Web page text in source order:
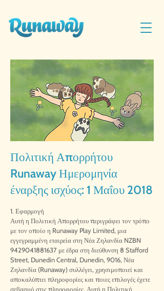
Πολιτική Απορρήτου
Runaway Ημερομηνία
έναρξης ισχύος: 1 Μαΐου 2018
1. Εφαρμογή
Αυτή η Πολιτική Απορρήτου περιγράφει τον τρόπο
με τον οποίο η Runaway Play Limited, μια
εγγεγραμμένη εταιρεία στη Νέα Ζηλανδία NZBN
9429041881637 με έδρα στη διεύθυνση 8 Stafford
Street, Dunedin Central, Dunedin, 9016, Νέα
Ζηλανδία (Runaway) συλλέγει, χρησιμοποιεί και
αποκαλύπτει πληροφορίες και ποιες επιλογές έχετε
σεβασμό στις πληροφορίες. Αυτή η Πολιτική